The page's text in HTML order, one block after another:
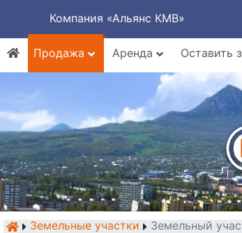
Компания «Альянс КМВ»
Продажа
Аренда Оставить
Земельные участки Земельный